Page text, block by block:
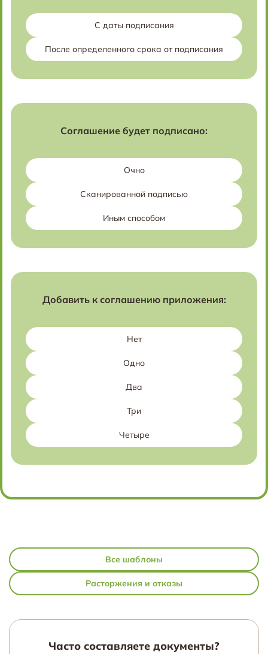
С даты подписания
После определенного срока от подписания
Соглашение будет подписано:
Очно
Сканированной подписью
Иным способом
Добавить к соглашению приложения:
Нет
Одно
Два
Три
Четыре
Все шаблоны
Расторжения и отказы
Часто составляете документы?